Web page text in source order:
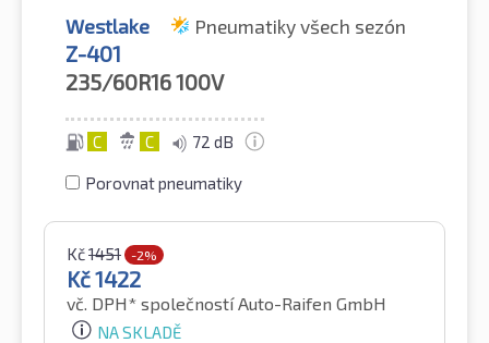
Westlake Pneumatiky všech sezón
Z-401
235/60R16100V
C C 72 dB
Porovnat pneumatiky
Kč1451 -2%
Kč1422
vč. DPH* společností Auto-Raifen GmbH
NA SKLADĚ